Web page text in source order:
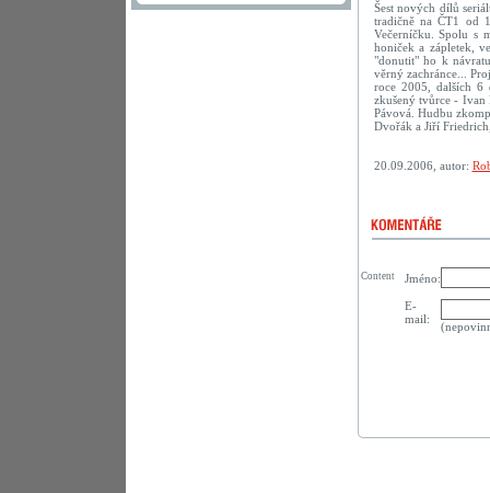
Šest nových dílů
tradičně na ČT1 od
Večerníčku. Spolu s
honiček a zápletek,
"donutit" ho k
věrný zachránce...
roce 2005, dalších 6
zkušený tvůrce - Ivan
Pávová. Hudbu
Dvořák a Jiří
20.09.2006, autor:
Jméno:
E-
mail:
Content